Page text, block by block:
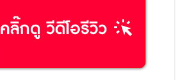
คลิ๊กดู วีดีโอรีวิว web_traffic